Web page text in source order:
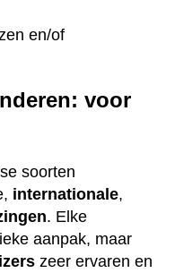
en/of
voor
soorten
internationale,
. Elke
aanpak, maar
zeer ervaren en